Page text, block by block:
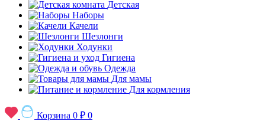
Детская
Наборы
Качели
Шезлонги
Ходунки
Гигиена
Одежда
Для мамы
Для кормления
Корзина 0 ₽ 0